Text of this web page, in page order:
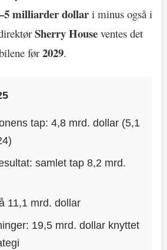
milliarder dollar i minus også i
Sherry House ventes det
før2029.
tap: 4,8 mrd. dollar (5,1
samlet tap 8,2 mrd.
11,1 mrd. dollar
19,5 mrd. dollar knyttet